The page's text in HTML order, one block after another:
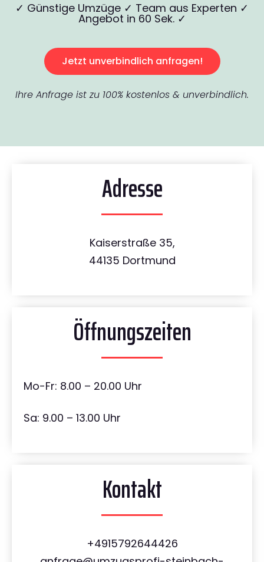
✓ Günstige Umzüge ✓ Team aus Experten ✓
Angebot in 60 Sek. ✓
Jetzt unverbindlich anfragen!
Ihre Anfrage ist zu 100% kostenlos & unverbindlich.
Adresse
Kaiserstraße 35,
44135 Dortmund
Öffnungszeiten
Mo-Fr: 8.00 – 20.00 Uhr
Sa: 9.00 – 13.00 Uhr
Kontakt
+4915792644426